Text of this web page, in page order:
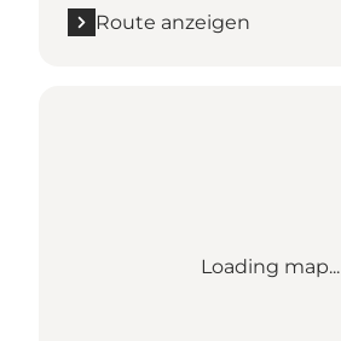
Route anzeigen
Loading map...